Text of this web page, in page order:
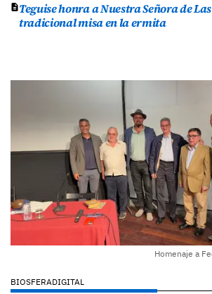
Teguise honra a Nuestra Señora de
tradicional misa en la ermita
Homenaje a
BIOSFERADIGITAL